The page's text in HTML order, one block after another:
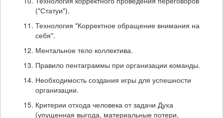
("Статуи").
Технология "Корректное обращение внимания на
себя".
Ментальное тело коллектива.
Правило пентаграммы при организации команды.
Необходимость создания игры для успешности
организации.
Критерии отхода человека от задачи Духа
(упущенная выгода, материальные потери,